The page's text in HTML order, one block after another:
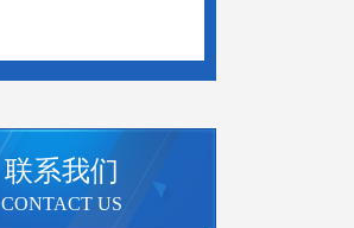
联系我们
CONTACT US